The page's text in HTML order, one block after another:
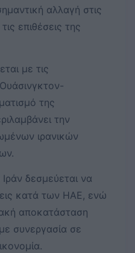
αλλαγή στις
επιθέσεις της
με τις
της
την
ιρανικών
δεσμεύεται να
κατά των ΗΑΕ, ενώ
αποκατάσταση
συνεργασία σε